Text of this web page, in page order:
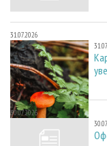
31.07.2026
30.07.2026